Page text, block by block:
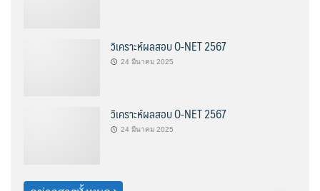
วิเคราะห์ผลสอบ O-NET 2567
24 มีนาคม 2025
วิเคราะห์ผลสอบ O-NET 2567
24 มีนาคม 2025